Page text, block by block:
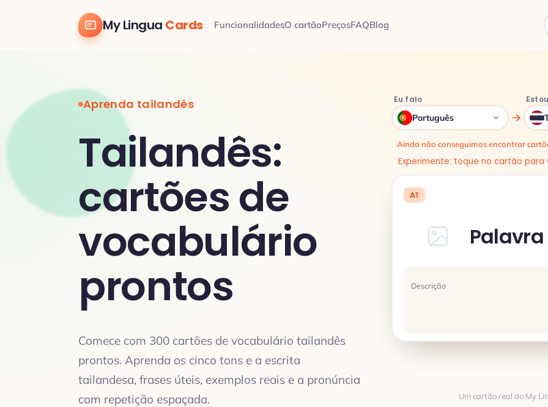
My Lingua Cards FuncionalidadesO cartãoPreçosFAQBlog
Aprenda tailandês
Tailandês:
cartões de
vocabulário
prontos
Comece com 300 cartões de vocabulário tailandês
prontos. Aprenda os cinco tons e a escrita
tailandesa, frases úteis, exemplos reais e a pronúncia
com repetição espaçada.
Eu falo
Português
Ainda não conseguimos encontrar
Experimente: toque no cartão
A1
Palavra
Descrição
Um cartão real do My